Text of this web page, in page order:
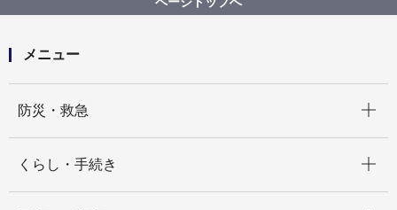
メニュー
防災・救急
くらし・手続き